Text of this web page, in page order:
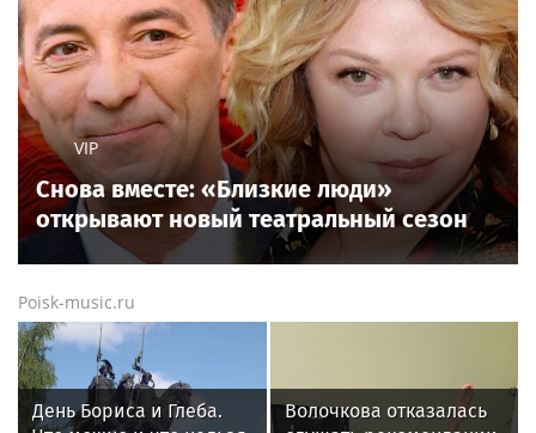
VIP
Снова вместе: «Близкие люди»
открывают новый театральный сезон
Poisk-music.ru
День Бориса и Глеба.
Волочкова отказалась